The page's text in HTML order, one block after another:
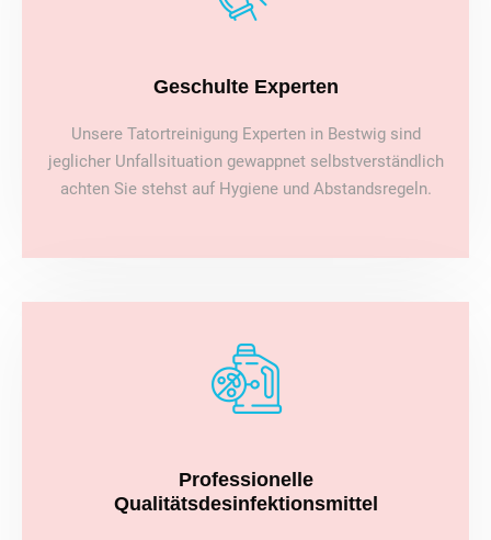
Geschulte Experten
Unsere Tatortreinigung Experten in Bestwig sind
jeglicher Unfallsituation gewappnet selbstverständlich
achten Sie stehst auf Hygiene und Abstandsregeln.
Professionelle
Qualitätsdesinfektionsmittel